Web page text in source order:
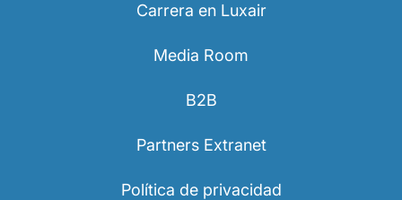
Carrera en Luxair
Media Room
B2B
Partners Extranet
Política de privacidad